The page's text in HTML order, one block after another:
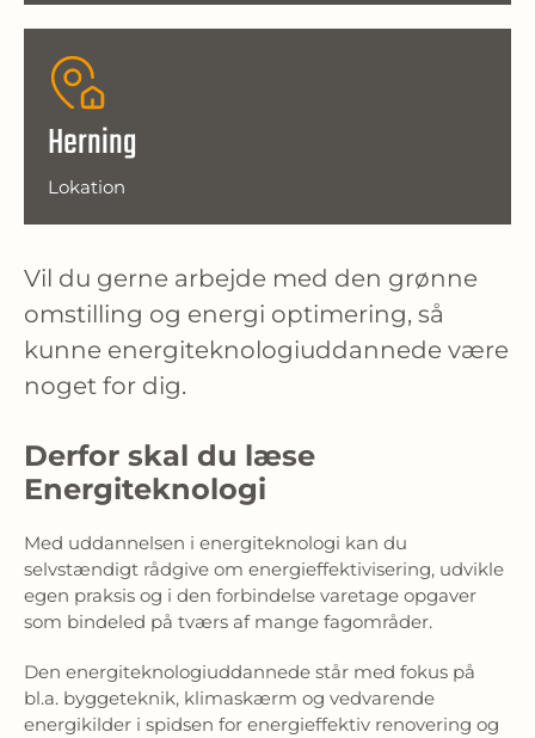
Herning
Lokation
Vil du gerne arbejde med den grønne
omstilling og energi optimering, så
kunne energiteknologiuddannede være
noget for dig.
Derfor skal du læse
Energiteknologi
Med uddannelsen i energiteknologi kan du
selvstændigt rådgive om energieffektivisering, udvikle
egen praksis og i den forbindelse varetage opgaver
som bindeled på tværs af mange fagområder.
Den energiteknologiuddannede står med fokus på
bl.a. byggeteknik, klimaskærm og vedvarende
energikilder i spidsen for energieffektiv renovering og